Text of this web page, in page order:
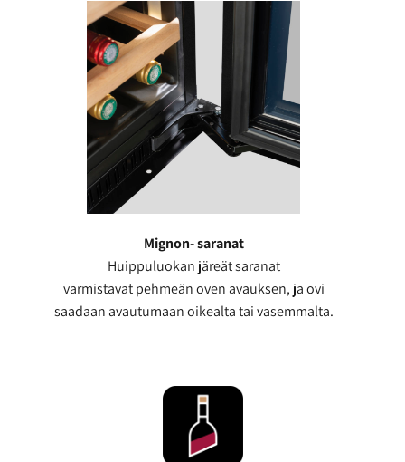
Mignon- saranat
Huippuluokan järeät saranat
varmistavat pehmeän oven avauksen, ja ovi
saadaan avautumaan oikealta tai vasemmalta.